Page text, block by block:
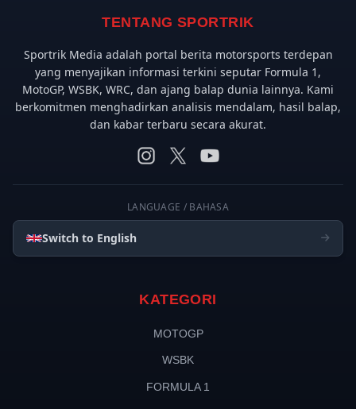
TENTANG SPORTRIK
Sportrik Media adalah portal berita motorsports terdepan
yang menyajikan informasi terkini seputar Formula 1,
MotoGP, WSBK, WRC, dan ajang balap dunia lainnya. Kami
berkomitmen menghadirkan analisis mendalam, hasil balap,
dan kabar terbaru secara akurat.
LANGUAGE / BAHASA
Switch to English
KATEGORI
MOTOGP
WSBK
FORMULA 1